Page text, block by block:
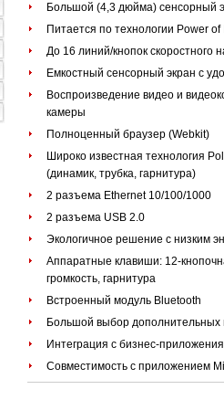
Большой (4,3 дюйма) сенсорный
Питается по технологии Power
До 16 линий/кнопок скоростного
Емкостный сенсорный экран с
Воспроизведение видео и
камеры
Полноценный браузер (Webkit)
Широко известная технология
(динамик, трубка, гарнитура)
2 разъема Ethernet 10/100/1000
2 разъема USB 2.0
Экологичное решение с низким
Аппаратные клавиши: 12-
громкость, гарнитура
Встроенный модуль Bluetooth
Большой выбор дополнительных
Интеграция с бизнес-
Совместимость с приложением